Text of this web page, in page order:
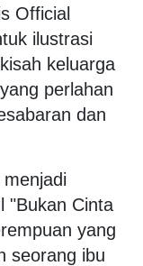
Official
ilustrasi
keluarga
perlahan
dan
"Bukan Cinta
yang
seorang ibu